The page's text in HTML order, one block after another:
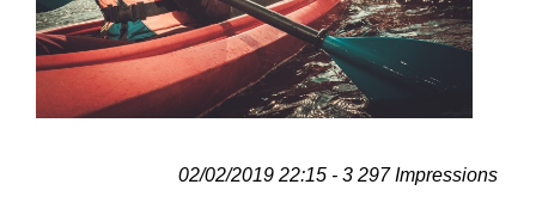
02/02/2019 22:15 - 3 297 Impressions